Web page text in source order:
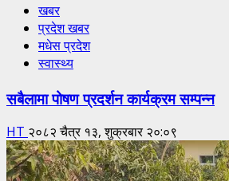
खबर
प्रदेश खबर
मधेस प्रदेश
स्वास्थ्य
सबैलामा पोषण प्रदर्शन कार्यक्रम सम्पन्न
HT २०८२ चैत्र १३, शुक्रबार २०:०९